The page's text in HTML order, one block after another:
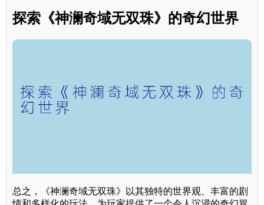
探索《神澜奇域无双珠》的奇幻世界
总之，《神澜奇域无双珠》以其独特的世界观、丰富的剧